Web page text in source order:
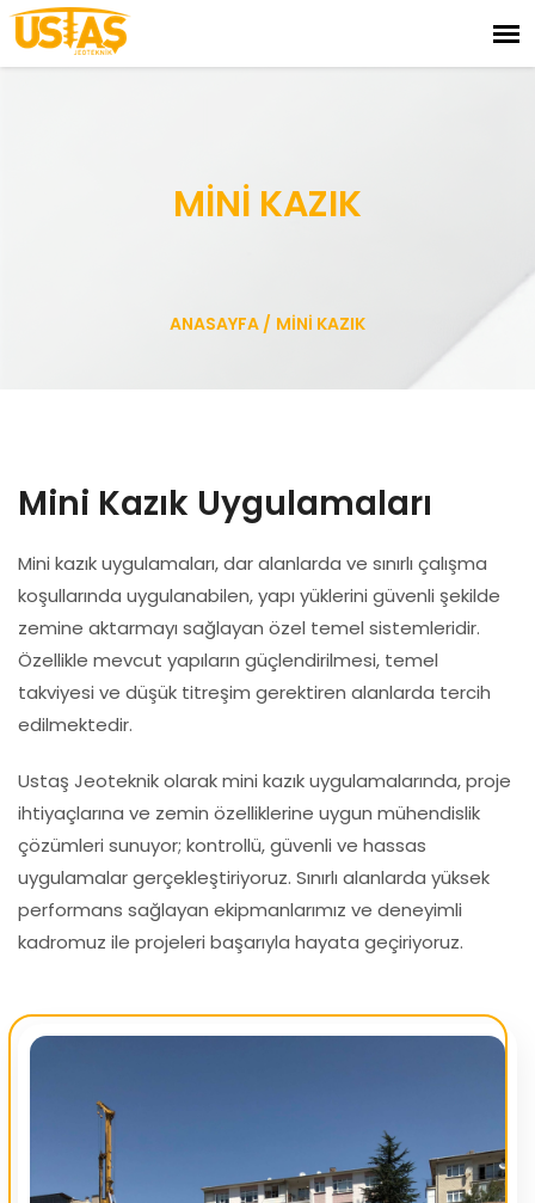
MİNİ KAZIK
ANASAYFA / MİNİ KAZIK
Mini Kazık Uygulamaları
Mini kazık uygulamaları, dar alanlarda ve sınırlı çalışma
koşullarında uygulanabilen, yapı yüklerini güvenli şekilde
zemine aktarmayı sağlayan özel temel sistemleridir.
Özellikle mevcut yapıların güçlendirilmesi, temel
takviyesi ve düşük titreşim gerektiren alanlarda tercih
edilmektedir.
Ustaş Jeoteknik olarak mini kazık uygulamalarında, proje
ihtiyaçlarına ve zemin özelliklerine uygun mühendislik
çözümleri sunuyor; kontrollü, güvenli ve hassas
uygulamalar gerçekleştiriyoruz. Sınırlı alanlarda yüksek
performans sağlayan ekipmanlarımız ve deneyimli
kadromuz ile projeleri başarıyla hayata geçiriyoruz.